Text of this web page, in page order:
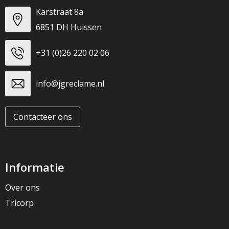
Karstraat 8a
6851 DH Huissen
+31 (0)26 220 02 06
info@jgreclame.nl
Contacteer ons
Informatie
Over ons
Tricorp